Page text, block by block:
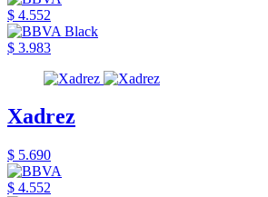
$ 4.552
$ 3.983
Xadrez
$ 5.690
$ 4.552